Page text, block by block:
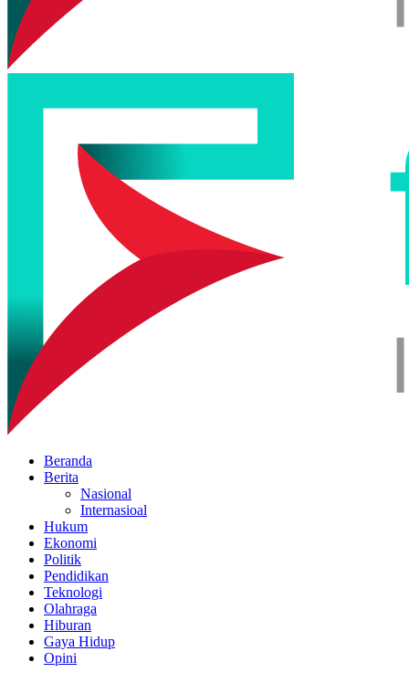
Beranda
Berita
Nasional
Internasioal
Hukum
Ekonomi
Politik
Pendidikan
Teknologi
Olahraga
Hiburan
Gaya Hidup
Opini